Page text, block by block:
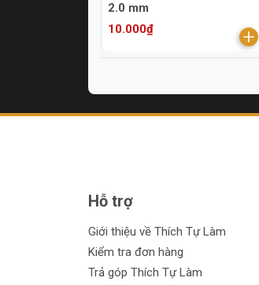
2.0 mm
10.000₫
Hỗ trợ
Giới thiệu về Thích Tự Làm
Kiểm tra đơn hàng
Trả góp Thích Tự Làm